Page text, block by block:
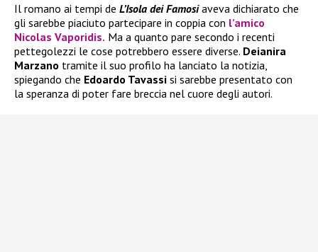
Il romano ai tempi de L’Isola dei Famosiaveva dichiarato che
gli sarebbe piaciuto partecipare in coppia con l’amico
Nicolas Vaporidis. Ma a quanto pare secondo i recenti
pettegolezzi le cose potrebbero essere diverse. Deianira
Marzano tramite il suo profilo ha lanciato la notizia,
spiegando che Edoardo Tavassi si sarebbe presentato con
la speranza di poter fare breccia nel cuore degli autori.